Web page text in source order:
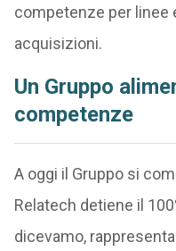
competenze per linee
acquisizioni.
Un Gruppo
competenze
A oggi il Gruppo si
Relatech detiene il
dicevamo,